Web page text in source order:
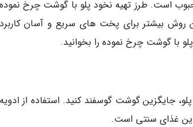
است. طرز تهیه نخود پلو با گوشت چرخ نموده
روش بیشتر برای پخت های سریع و آسان کاربرد
با گوشت چرخ نموده را بخوانید.
جایگزین گوشت گوسفند کنید. استفاده از ادویه
غذای سنتی است.